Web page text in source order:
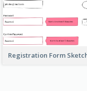
Registration Form